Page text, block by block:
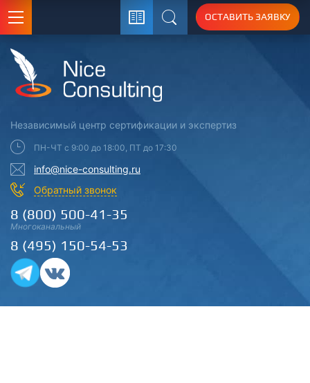
Поиск
ОСТАВИТЬ ЗАЯВКУ
Независимый центр сертификации и экспертиз
ПН-ЧТ с 9:00 до 18:00, ПТ до 17:30
info@nice-consulting.ru
Обратный звонок
8 (800) 500-41-35
Многоканальный
8 (495) 150-54-53